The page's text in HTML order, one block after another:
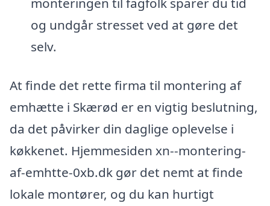
og undgår stresset ved at gøre det
selv.
At finde det rette firma til montering af
emhætte i Skærød er en vigtig beslutning,
da det påvirker din daglige oplevelse i
køkkenet. Hjemmesiden xn--montering-
af-emhtte-0xb.dk gør det nemt at finde
lokale montører, og du kan hurtigt